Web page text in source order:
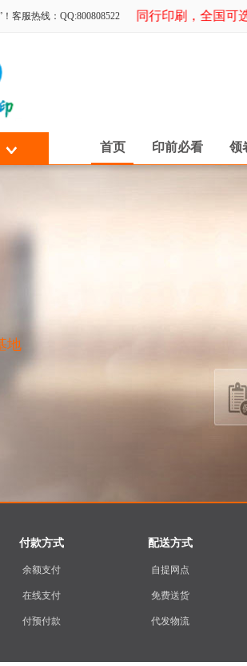
客服热线：QQ:800808522专为同行印刷，全国可选
首页 印前必看 领
地
付款方式
余额支付
在线支付
付预付款
配送方式
自提网点
免费送货
代发物流